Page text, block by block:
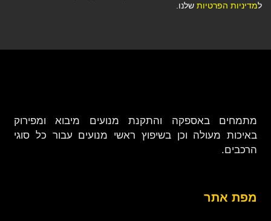
למדיניות הפרטיות שלנו.
מתמחים באספקה והתקנת מנועים מיבוא ומפירוק
באיכות מעולה וכן בשיפוץ ראשי מנועים עבור כל סוגי
הרכבים.
מפת אתר